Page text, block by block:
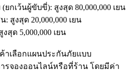
ยกเว้นผู้ขับขี่): สูงสุด 80,000,000 เยน
สูงสุด 20,000,000 เยน
สุด 5,000,000 เยน
าเลือกแผนประกันภัยแบบ
รจองออนไลน์หรือที่ร้าน โดยมีค่า